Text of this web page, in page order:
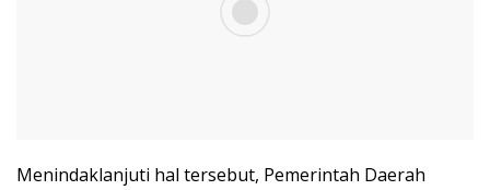
Menindaklanjuti hal tersebut, Pemerintah Daerah